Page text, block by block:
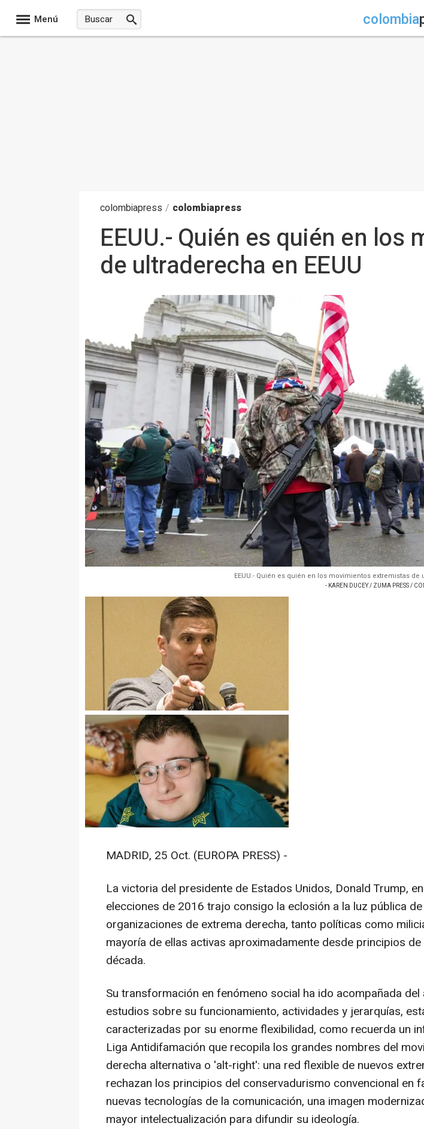
Menú colombia
colombiapress / colombiapress
EEUU.- Quién es quién en
de ultraderecha en EEUU
EEUU.- Quién es quién en los movimientos extremistas de
- KAREN DUCEY / ZUMA PRESS /
MADRID, 25 Oct. (EUROPA PRESS) -
La victoria del presidente de Estados Unidos, Donald Trump,
elecciones de 2016 trajo consigo la eclosión a la luz pública
organizaciones de extrema derecha, tanto políticas como
mayoría de ellas activas aproximadamente desde principios
década.
Su transformación en fenómeno social ha ido acompañada del
estudios sobre su funcionamiento, actividades y jerarquías,
caracterizadas por su enorme flexibilidad, como recuerda un
Liga Antidifamación que recopila los grandes nombres del
derecha alternativa o 'alt-right': una red flexible de nuevos
rechazan los principios del conservadurismo convencional en
nuevas tecnologías de la comunicación, una imagen
mayor intelectualización para difundir su ideología.